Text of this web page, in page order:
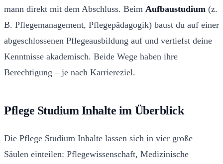
mann direkt mit dem Abschluss. Beim Aufbaustudium (z.
B. Pflegemanagement, Pflegepädagogik) baust du auf einer
abgeschlossenen Pflegeausbildung auf und vertiefst deine
Kenntnisse akademisch. Beide Wege haben ihre
Berechtigung – je nach Karriereziel.
Pflege Studium Inhalte im Überblick
Die Pflege Studium Inhalte lassen sich in vier große
Säulen einteilen: Pflegewissenschaft, Medizinische